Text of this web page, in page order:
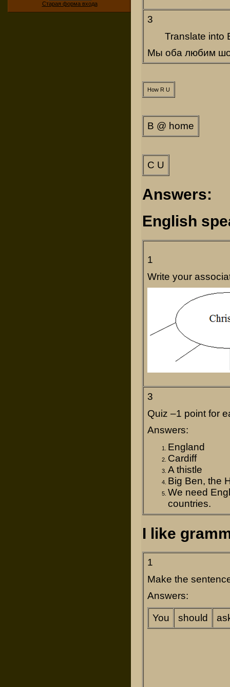
Старая форма входа
3
Translate into
Мы оба любим
How R U
B @ home
C U
Answers:
English
1
Write your
3
Quiz –1 point for
Answers:
England
Cardiff
A thistle
Big Ben, the
We need
countries.
I like
1
Make the
Answers:
You should